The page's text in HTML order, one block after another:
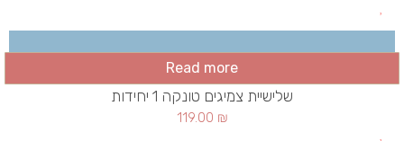
Read more
שלישיית צמיגים טונקה 1 יחידות
119.00 ₪